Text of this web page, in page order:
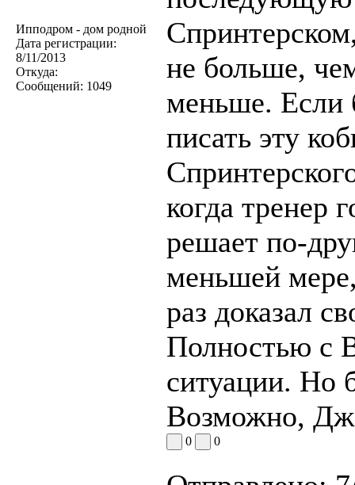
Ипподром - дом родной
Дата регистрации:
8/11/2013
Откуда:
Сообщений: 1049
не больше,
меньше. Если
писать эту
когда тренер
решает по-
меньшей
раз доказал
Полностью с
ситуации. Но
Возможно,
0 0